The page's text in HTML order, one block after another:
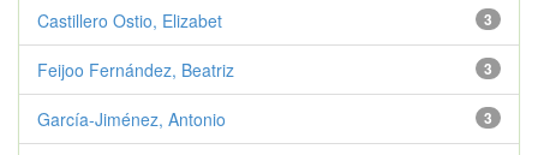
3
Castillero Ostio, Elizabet
3
Feijoo Fernández, Beatriz
3
García-Jiménez, Antonio